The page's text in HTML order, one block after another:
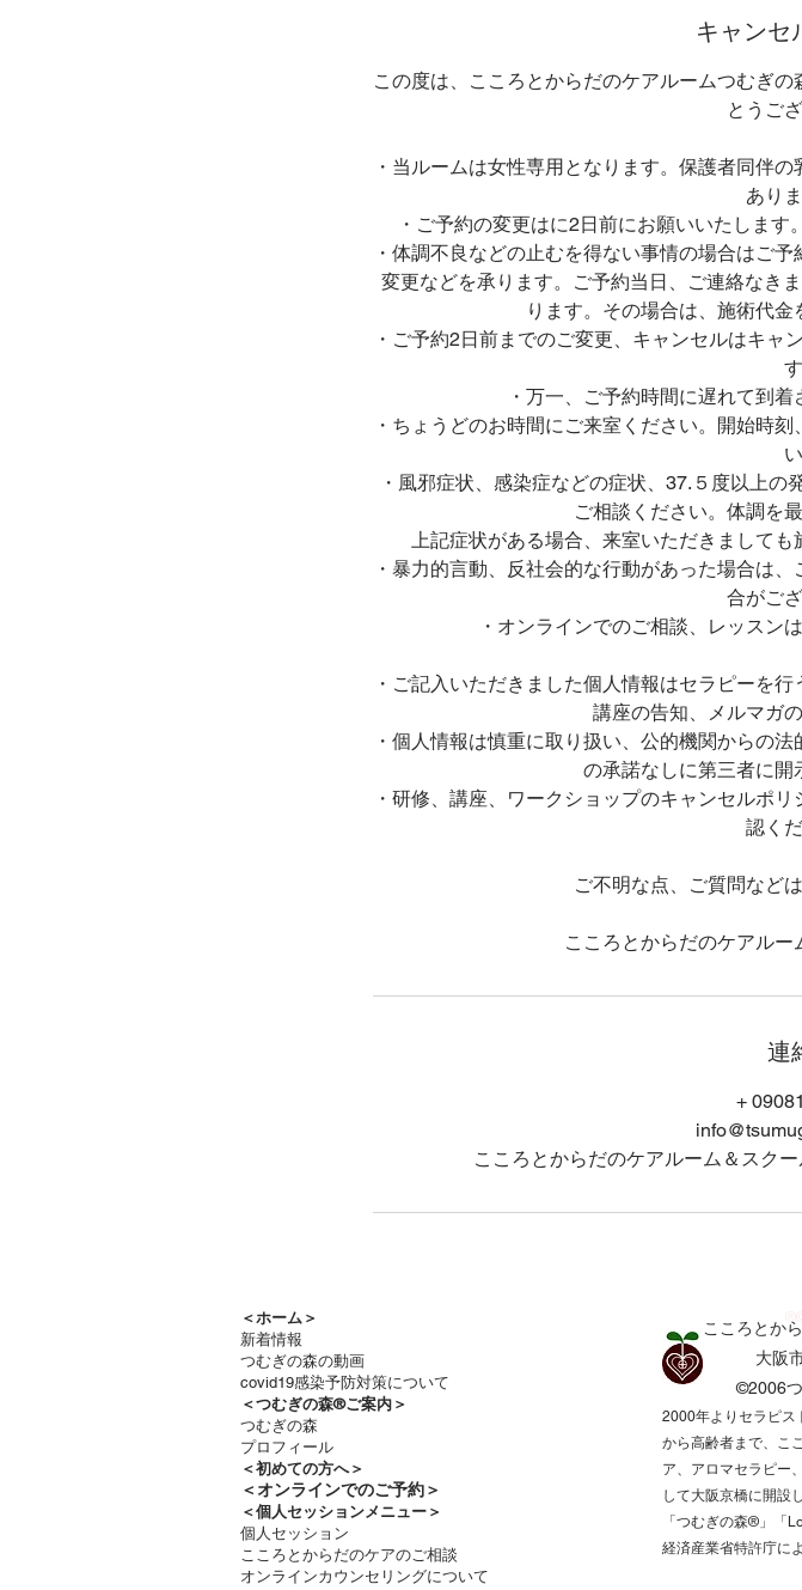
キャンセ
この度は、こころとからだのケアルームつむぎ
とうご
・当ルームは女性専用となります。保護者同伴
あり
・ご予約の変更はに2日前にお願いいたします
・体調不良などの止むを得ない事情の場合はご
変更などを承ります。ご予約当日、ご連絡なき
ります。その場合は、施術代金
・ご予約2日前までのご変更、キャンセルはキャ
す
・万一、ご予約時間に遅れて到
・ちょうどのお時間にご来室ください。開始時
い
・風邪症状、感染症などの症状、37.５度以上
ご相談ください。体調を
上記症状がある場合、来室いただきましても
・暴力的言動、反社会的な行動があった場合は
合がご
・オンラインでのご相談、レッスン
・ご記入いただきました個人情報はセラピーを
講座の告知、メルマガ
・個人情報は慎重に取り扱い、公的機関からの
の承諾なしに第三者に開
・研修、講座、ワークショップのキャンセルポ
認く
ご不明な点、ご質問など
こころとからだのケアル
連
+
こころとからだのケアルーム＆スク
＜ホーム＞
新着情報
つむぎの森の動画
covid19感染予防対策について
＜つむぎの森®ご案内＞
つむぎの森
プロフィール
＜初めての方へ＞
＜​オンラインでのご予約＞
＜個人セッションメニュー＞
個人セッション
こころとからだのケアのご相談
オンラインカウンセリングについて
®©
こころとか
大阪
©2006
2000年よりセラピス
から高齢者まで、こ
ア、アロマセラピー
して大阪京橋に開設
「つむぎの森®️」「
経済産業省特許庁に